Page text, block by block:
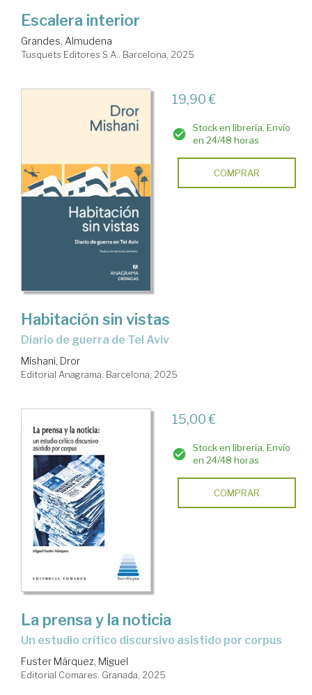
Escalera interior
Grandes, Almudena
Tusquets Editores S.A.. Barcelona, 2025
19,90 €
Stock en librería. Envío
en 24/48 horas
COMPRAR
Habitación sin vistas
Diario de guerra de Tel Aviv
Mishani, Dror
Editorial Anagrama. Barcelona, 2025
15,00 €
Stock en librería. Envío
en 24/48 horas
COMPRAR
La prensa y la noticia
un estudio crítico discursivo asistido por corpus
Fuster Márquez, Miguel
Editorial Comares. Granada, 2025